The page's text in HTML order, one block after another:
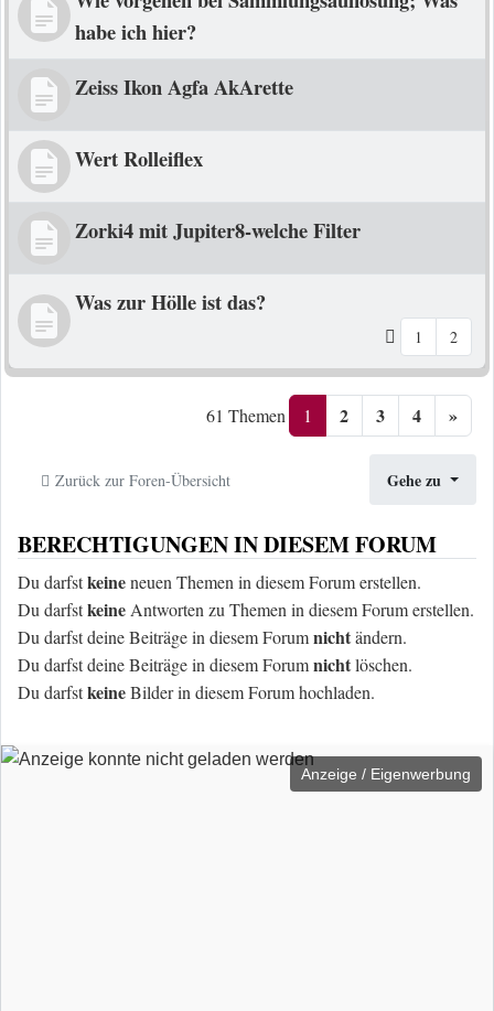
habe ich hier?
Zeiss Ikon Agfa AkArette
Wert Rolleiflex
Zorki4 mit Jupiter8-welche Filter
Was zur Hölle ist das?
1 2
61 Themen 1 2 3 4 »
Zurück zur Foren-Übersicht Gehe zu
BERECHTIGUNGEN IN DIESEM FORUM
Du darfstkeineneuen Themen in diesem Forum erstellen.
Du darfstkeineAntworten zu Themen in diesem Forum erstellen.
Du darfst deine Beiträge in diesem Forumnichtändern.
Du darfst deine Beiträge in diesem Forumnichtlöschen.
Du darfstkeineBilder in diesem Forum hochladen.
Anzeige / Eigenwerbung